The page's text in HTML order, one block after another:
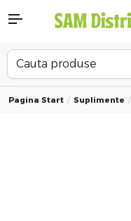
Pagina Start Suplimente